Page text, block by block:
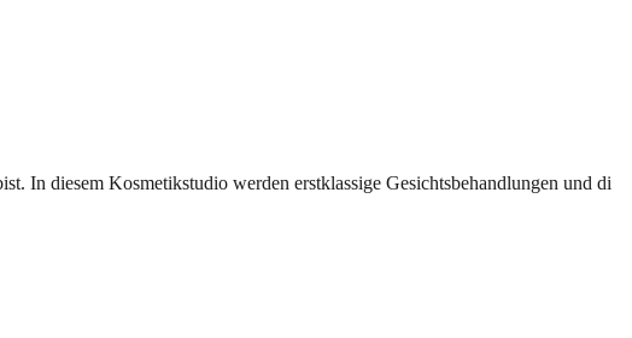
In diesem Kosmetikstudio werden erstklassige Gesichtsbehandlungen und di